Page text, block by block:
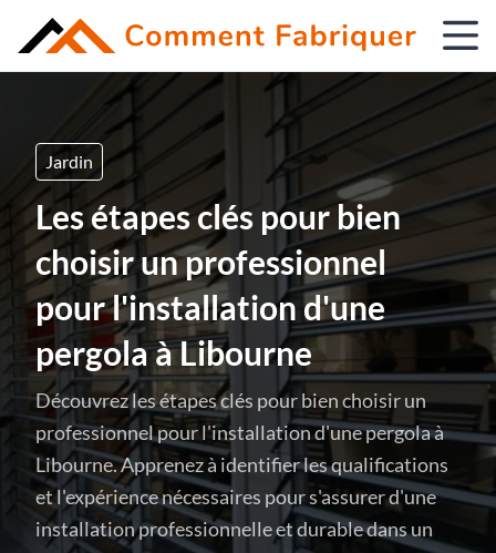
Jardin
Les étapes clés pour bien
choisir un professionnel
pour l'installation d'une
pergola à Libourne
Découvrez les étapes clés pour bien choisir un
professionnel pour l'installation d'une pergola à
Libourne. Apprenez à identifier les qualifications
et l'expérience nécessaires pour s'assurer d'une
installation professionnelle et durable dans un